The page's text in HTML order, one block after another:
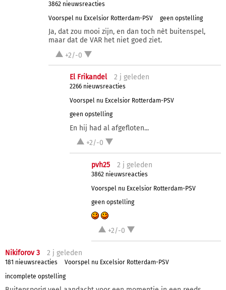
3862 nieuwsreacties
Voorspel nu Excelsior Rotterdam-PSV
geen opstelling
Ja, dat zou mooi zijn, en dan toch nèt buitenspel,
maar dat de VAR het niet goed ziet.
+2/-0
El Frikandel 2 j geleden
2266 nieuwsreacties
Voorspel nu Excelsior Rotterdam-PSV
geen opstelling
En hij had al afgefloten...
+2/-0
pvh25 2 j geleden
3862 nieuwsreacties
Voorspel nu Excelsior Rotterdam-PSV
geen opstelling
+2/-0
Nikiforov 3 2 j geleden
181 nieuwsreacties
Voorspel nu Excelsior Rotterdam-PSV
incomplete opstelling